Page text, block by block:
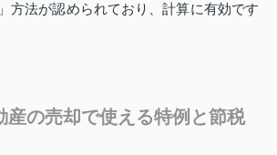
方法が認められており、計算に有効です
産の売却で使える特例と節税